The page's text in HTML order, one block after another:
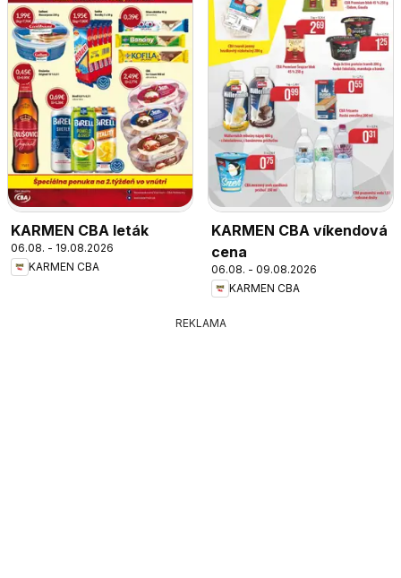
KARMEN CBA leták
06.08. - 19.08.2026
KARMEN CBA
KARMEN CBA víkendová
cena
06.08. - 09.08.2026
KARMEN CBA
REKLAMA